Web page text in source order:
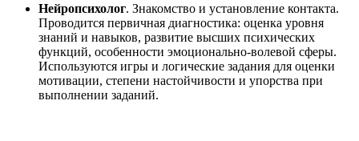
Нейропсихолог. Знакомство и установление контакта.
Проводится первичная диагностика: оценка уровня
знаний и навыков, развитие высших психических
функций, особенности эмоционально-волевой сферы.
Используются игры и логические задания для оценки
мотивации, степени настойчивости и упорства при
выполнении заданий.